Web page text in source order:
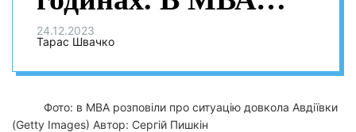
розповіли про
ситуацію довкола
Авдіївки
24.12.2023
Тарас Швачко
Фото: в МВА розповіли про ситуацію довкола Авдіївки
(Getty Images) Автор: Сергій Пишкін